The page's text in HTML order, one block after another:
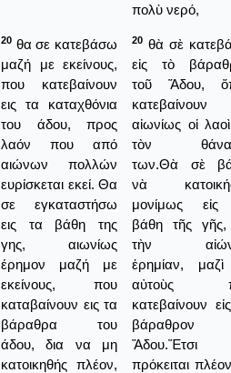
πολὺ νερό,
20 θα σε κατεβάσω
μαζή με εκείνους,
που κατεβαίνουν
εις τα καταχθόνια
του άδου, προς
λαόν που από
αιώνων πολλών
ευρίσκεται εκεί. Θα
σε εγκαταστήσω
εις τα βάθη της
γης, αιωνίως
έρημον μαζή με
εκείνους, που
καταβαίνουν εις τα
βάραθρα του
άδου, δια να μη
κατοικηθής πλέον,
20 θὰ σὲ
εἰς τὸ
τοῦ Ἅδου,
κατεβαίνουν
αἰωνίως οἱ
τὸν
των.Θὰ σὲ
νὰ
μονίμως
βάθη τῆς γῆς,
τὴν
ἐρημίαν,
αὐτοὺς
κατεβαίνουν
βάραθρον
Ἅδου.Ἔτσι
πρόκειται